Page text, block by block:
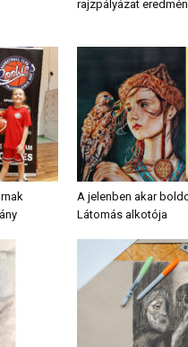
rajzpályázat
A jelenben akar
Látomás alkotója